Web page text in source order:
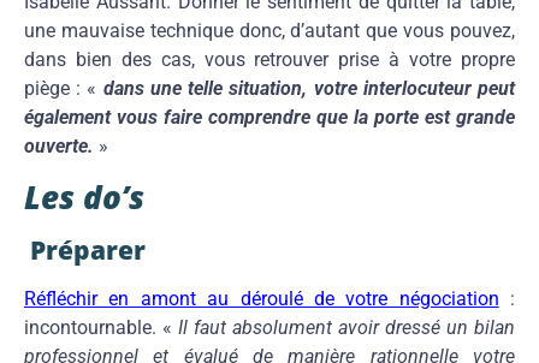
une mauvaise technique donc, d’autant que vous pouvez,
dans bien des cas, vous retrouver prise à votre propre
piège : « dans une telle situation, votre interlocuteur peut
également vous faire comprendre que la porte est grande
ouverte. »
Les do’s
Préparer
Réfléchir en amont au déroulé de votre négociation :
incontournable. « Il faut absolument avoir dressé un bilan
professionnel et évalué de manière rationnelle votre